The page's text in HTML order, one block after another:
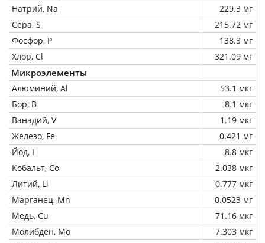
Натрий, Na
229.3 мг
Сера, S
215.72 мг
Фосфор, P
138.3 мг
Хлор, Cl
321.09 мг
Микроэлементы
Алюминий, Al
53.1 мкг
Бор, B
8.1 мкг
Ванадий, V
1.19 мкг
Железо, Fe
0.421 мг
Йод, I
8.8 мкг
Кобальт, Co
2.038 мкг
Литий, Li
0.777 мкг
Марганец, Mn
0.0523 мг
Медь, Cu
71.16 мкг
Молибден, Mo
7.303 мкг